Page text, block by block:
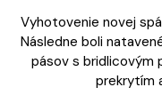
Vyhotovenie novej
Následne boli
pásov s bridlicovým
prekrytím